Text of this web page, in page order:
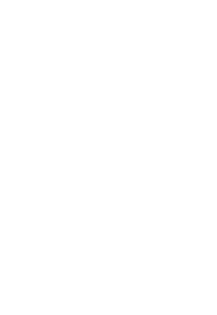
Sie NinjaOne in
unsere On-Demand-Demos an und